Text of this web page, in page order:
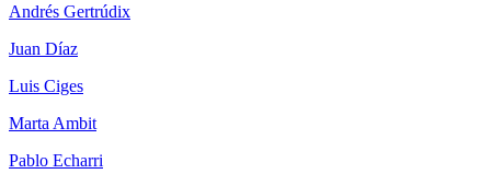
Andrés Gertrúdix
Juan Díaz
Luis Ciges
Marta Ambit
Pablo Echarri